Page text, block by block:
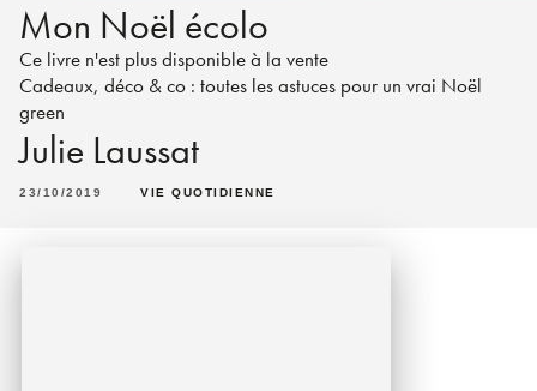
Mon Noël écolo
Ce livre n'est plus disponible à la vente
Cadeaux, déco & co : toutes les astuces pour un vrai Noël
green
Julie Laussat
23/10/2019 VIE QUOTIDIENNE